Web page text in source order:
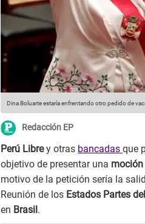
Dina Boluarte estaría enfrentando otro pedido de
Redacción EP
Perú Librey otras bancadas que
objetivo de presentar una
motivo de la petición sería la
Reunión de los Estados Partes
en Brasil .